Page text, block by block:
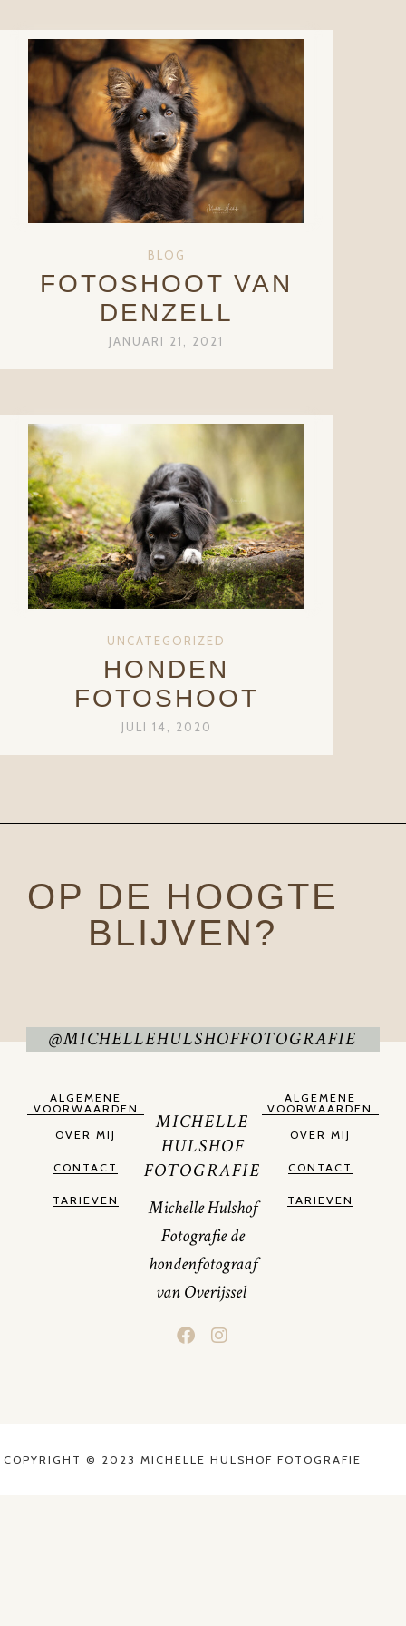
BLOG
FOTOSHOOT VAN
DENZELL
JANUARI 21, 2021
UNCATEGORIZED
HONDEN
FOTOSHOOT
JULI 14, 2020
OP DE HOOGTE
BLIJVEN?
@MICHELLEHULSHOFFOTOGRAFIE
ALGEMENE
VOORWAARDEN
OVER MIJ
CONTACT
TARIEVEN
MICHELLE
HULSHOF
FOTOGRAFIE
Michelle Hulshof
Fotografie de
hondenfotograaf
van Overijssel
ALGEMENE
VOORWAARDEN
OVER MIJ
CONTACT
TARIEVEN
COPYRIGHT © 2023 MICHELLE HULSHOF FOTOGRAFIE